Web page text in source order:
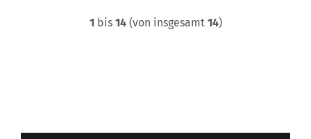
1 bis 14(von insgesamt 14)